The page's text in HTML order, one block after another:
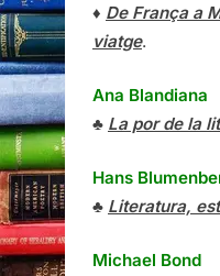
♦ De França a
viatge.
Ana Blandiana
♣ La por de la
Hans
♣ Literatura,
Michael Bond